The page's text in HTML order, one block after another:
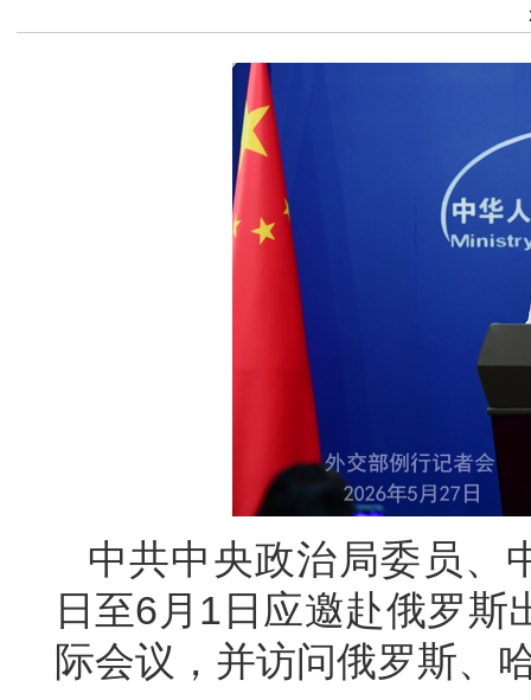
中共中央政治局委员、
日至6月1日应邀赴俄罗
际会议，并访问俄罗斯、